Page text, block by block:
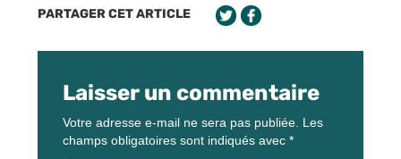
PARTAGER CET ARTICLE
Laisser un commentaire
Votre adresse e-mail ne sera pas publiée. Les
champs obligatoires sont indiqués avec *